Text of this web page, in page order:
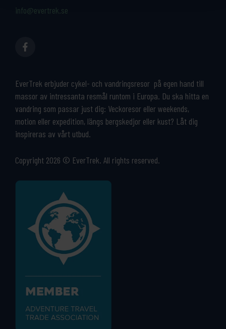
info@evertrek.se
EverTrek erbjuder cykel- och vandringsresor på egen hand till
massor av intressanta resmål runtom i Europa. Du ska hitta en
vandring som passar just dig: Veckoresor eller weekends,
motion eller expedition, längs bergskedjor eller kust? Låt dig
inspireras av vårt utbud.
Copyright 2026 © EverTrek. All rights reserved.